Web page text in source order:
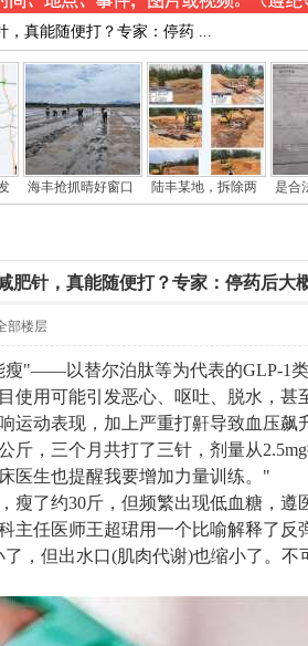
，真能随便打？专家：停药 ...
海丰抢抓晴好窗口 陆丰某地，拆除两 是合
肥针，真能随便打？专家：停药后大
部楼层
"——以替尔泊肽等为代表的GLP-1
使用可能引发恶心、呕吐、脱水，甚
运动表现，加上严重打鼾导致血压飙
斤，三个月共打了三针，剂量从
医生也提醒我要增加力量训练。"
瘦了约30斤，但频繁出现低血糖，遵
主任医师王超珺用一个比喻解释了反
，但出水口(肌肉代谢)也缩小了。